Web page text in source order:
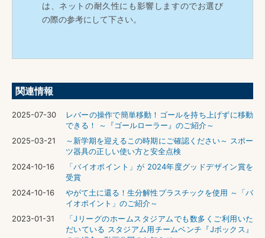
は、ネットの耐久性にも影響しますのでお選び
の際の参考にして下さい。
関連情報
2025-07-30
レバーの操作で簡単移動！ゴールを持ち上げずに移動
できる！ ～『ゴールローラー』のご紹介～
2025-03-21
～新学期を迎えるこの時期にご確認ください～ スポー
ツ器具の正しい使い方と安全点検
2024-10-16
「バイオポイント」が 2024年度グッドデザイン賞を
受賞
2024-10-16
やがて土に還る！生分解性プラスチックを使用 ～「バ
イオポイント」のご紹介～
2023-01-31
「Jリーグのホームスタジアムでも数多くご利用いた
だいている スタジアム用チームベンチ『Jボックス』